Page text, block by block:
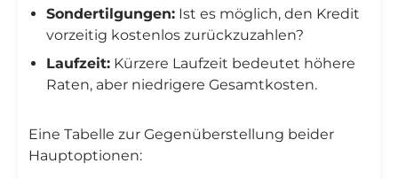
Sondertilgungen: Ist es möglich, den Kredit
vorzeitig kostenlos zurückzuzahlen?
Laufzeit: Kürzere Laufzeit bedeutet höhere
Raten, aber niedrigere Gesamtkosten.
Eine Tabelle zur Gegenüberstellung beider
Hauptoptionen: